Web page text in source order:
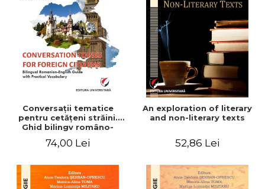
Conversaţii tematice
pentru cetăţeni străini.
Ghid bilingv româno-
practic/Conversation
Bilingual Romanian-English
guide with practical
vocabulary
74,00 Lei
An exploration of literary
and non-literary texts
52,86 Lei